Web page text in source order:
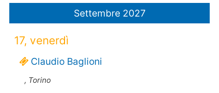
Settembre 2027
17, venerdì
Claudio Baglioni
, Torino